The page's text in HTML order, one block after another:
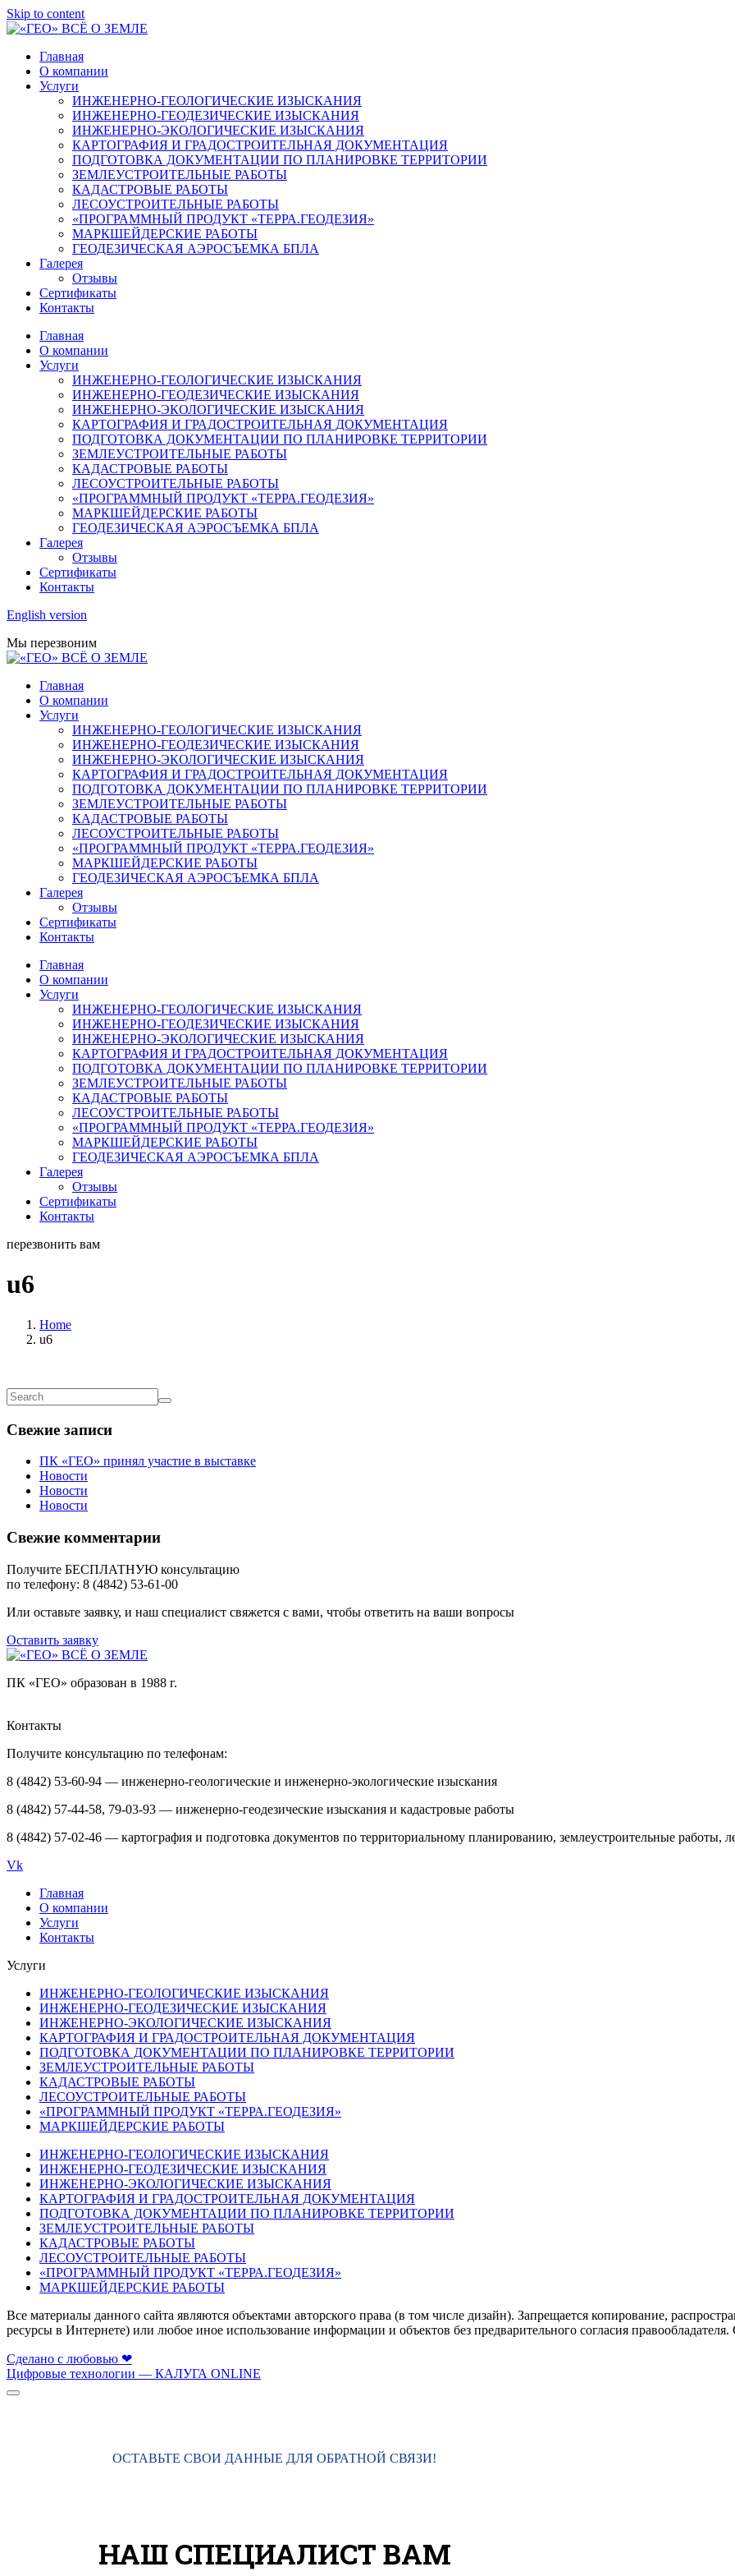
Skip to content
Главная
О компании
Услуги
ИНЖЕНЕРНО-ГЕОЛОГИЧЕСКИЕ ИЗЫСКАНИЯ
ИНЖЕНЕРНО-ГЕОДЕЗИЧЕСКИЕ ИЗЫСКАНИЯ
ИНЖЕНЕРНО-ЭКОЛОГИЧЕСКИЕ ИЗЫСКАНИЯ
КАРТОГРАФИЯ И ГРАДОСТРОИТЕЛЬНАЯ ДОКУМЕНТАЦИЯ
ПОДГОТОВКА ДОКУМЕНТАЦИИ ПО ПЛАНИРОВКЕ ТЕРРИТОРИИ
ЗЕМЛЕУСТРОИТЕЛЬНЫЕ РАБОТЫ
КАДАСТРОВЫЕ РАБОТЫ
ЛЕСОУСТРОИТЕЛЬНЫЕ РАБОТЫ
«ПРОГРАММНЫЙ ПРОДУКТ «ТЕРРА.ГЕОДЕЗИЯ»
МАРКШЕЙДЕРСКИЕ РАБОТЫ
ГЕОДЕЗИЧЕСКАЯ АЭРОСЪЕМКА БПЛА
Галерея
Отзывы
Сертификаты
Контакты
Главная
О компании
Услуги
ИНЖЕНЕРНО-ГЕОЛОГИЧЕСКИЕ ИЗЫСКАНИЯ
ИНЖЕНЕРНО-ГЕОДЕЗИЧЕСКИЕ ИЗЫСКАНИЯ
ИНЖЕНЕРНО-ЭКОЛОГИЧЕСКИЕ ИЗЫСКАНИЯ
КАРТОГРАФИЯ И ГРАДОСТРОИТЕЛЬНАЯ ДОКУМЕНТАЦИЯ
ПОДГОТОВКА ДОКУМЕНТАЦИИ ПО ПЛАНИРОВКЕ ТЕРРИТОРИИ
ЗЕМЛЕУСТРОИТЕЛЬНЫЕ РАБОТЫ
КАДАСТРОВЫЕ РАБОТЫ
ЛЕСОУСТРОИТЕЛЬНЫЕ РАБОТЫ
«ПРОГРАММНЫЙ ПРОДУКТ «ТЕРРА.ГЕОДЕЗИЯ»
МАРКШЕЙДЕРСКИЕ РАБОТЫ
ГЕОДЕЗИЧЕСКАЯ АЭРОСЪЕМКА БПЛА
Галерея
Отзывы
Сертификаты
Контакты
English version
Мы перезвоним
Главная
О компании
Услуги
ИНЖЕНЕРНО-ГЕОЛОГИЧЕСКИЕ ИЗЫСКАНИЯ
ИНЖЕНЕРНО-ГЕОДЕЗИЧЕСКИЕ ИЗЫСКАНИЯ
ИНЖЕНЕРНО-ЭКОЛОГИЧЕСКИЕ ИЗЫСКАНИЯ
КАРТОГРАФИЯ И ГРАДОСТРОИТЕЛЬНАЯ ДОКУМЕНТАЦИЯ
ПОДГОТОВКА ДОКУМЕНТАЦИИ ПО ПЛАНИРОВКЕ ТЕРРИТОРИИ
ЗЕМЛЕУСТРОИТЕЛЬНЫЕ РАБОТЫ
КАДАСТРОВЫЕ РАБОТЫ
ЛЕСОУСТРОИТЕЛЬНЫЕ РАБОТЫ
«ПРОГРАММНЫЙ ПРОДУКТ «ТЕРРА.ГЕОДЕЗИЯ»
МАРКШЕЙДЕРСКИЕ РАБОТЫ
ГЕОДЕЗИЧЕСКАЯ АЭРОСЪЕМКА БПЛА
Галерея
Отзывы
Сертификаты
Контакты
Главная
О компании
Услуги
ИНЖЕНЕРНО-ГЕОЛОГИЧЕСКИЕ ИЗЫСКАНИЯ
ИНЖЕНЕРНО-ГЕОДЕЗИЧЕСКИЕ ИЗЫСКАНИЯ
ИНЖЕНЕРНО-ЭКОЛОГИЧЕСКИЕ ИЗЫСКАНИЯ
КАРТОГРАФИЯ И ГРАДОСТРОИТЕЛЬНАЯ ДОКУМЕНТАЦИЯ
ПОДГОТОВКА ДОКУМЕНТАЦИИ ПО ПЛАНИРОВКЕ ТЕРРИТОРИИ
ЗЕМЛЕУСТРОИТЕЛЬНЫЕ РАБОТЫ
КАДАСТРОВЫЕ РАБОТЫ
ЛЕСОУСТРОИТЕЛЬНЫЕ РАБОТЫ
«ПРОГРАММНЫЙ ПРОДУКТ «ТЕРРА.ГЕОДЕЗИЯ»
МАРКШЕЙДЕРСКИЕ РАБОТЫ
ГЕОДЕЗИЧЕСКАЯ АЭРОСЪЕМКА БПЛА
Галерея
Отзывы
Сертификаты
Контакты
перезвонить вам
u6
Home
u6
Свежие записи
ПК «ГЕО» принял участие в выставке
Новости
Новости
Новости
Свежие комментарии
Получите БЕСПЛАТНУЮ консультацию
по телефону: 8 (4842) 53-61-00
Или оставьте заявку, и наш специалист свяжется с вами, чтобы ответить на ваши вопросы
Оставить заявку
ПК «ГЕО» образован в 1988 г.
Контакты
Получите консультацию по телефонам:
8 (4842) 53-60-94 — инженерно-геологические и инженерно-экологические изыскания
8 (4842) 57-44-58, 79-03-93 — инженерно-геодезические изыскания и кадастровые работы
8 (4842) 57-02-46 — картография и подготовка документов по территориальному планированию, землеустроительные работы,
Vk
Главная
О компании
Услуги
Контакты
Услуги
ИНЖЕНЕРНО-ГЕОЛОГИЧЕСКИЕ ИЗЫСКАНИЯ
ИНЖЕНЕРНО-ГЕОДЕЗИЧЕСКИЕ ИЗЫСКАНИЯ
ИНЖЕНЕРНО-ЭКОЛОГИЧЕСКИЕ ИЗЫСКАНИЯ
КАРТОГРАФИЯ И ГРАДОСТРОИТЕЛЬНАЯ ДОКУМЕНТАЦИЯ
ПОДГОТОВКА ДОКУМЕНТАЦИИ ПО ПЛАНИРОВКЕ ТЕРРИТОРИИ
ЗЕМЛЕУСТРОИТЕЛЬНЫЕ РАБОТЫ
КАДАСТРОВЫЕ РАБОТЫ
ЛЕСОУСТРОИТЕЛЬНЫЕ РАБОТЫ
«ПРОГРАММНЫЙ ПРОДУКТ «ТЕРРА.ГЕОДЕЗИЯ»
МАРКШЕЙДЕРСКИЕ РАБОТЫ
ИНЖЕНЕРНО-ГЕОЛОГИЧЕСКИЕ ИЗЫСКАНИЯ
ИНЖЕНЕРНО-ГЕОДЕЗИЧЕСКИЕ ИЗЫСКАНИЯ
ИНЖЕНЕРНО-ЭКОЛОГИЧЕСКИЕ ИЗЫСКАНИЯ
КАРТОГРАФИЯ И ГРАДОСТРОИТЕЛЬНАЯ ДОКУМЕНТАЦИЯ
ПОДГОТОВКА ДОКУМЕНТАЦИИ ПО ПЛАНИРОВКЕ ТЕРРИТОРИИ
ЗЕМЛЕУСТРОИТЕЛЬНЫЕ РАБОТЫ
КАДАСТРОВЫЕ РАБОТЫ
ЛЕСОУСТРОИТЕЛЬНЫЕ РАБОТЫ
«ПРОГРАММНЫЙ ПРОДУКТ «ТЕРРА.ГЕОДЕЗИЯ»
МАРКШЕЙДЕРСКИЕ РАБОТЫ
Все материалы данного сайта являются объектами авторского права (в том числе дизайн). Запрещается копирование,
ресурсы в Интернете) или любое иное использование информации и объектов без предварительного согласия
Сделано с любовью ❤
Цифровые технологии — КАЛУГА ONLINE
ОСТАВЬТЕ СВОИ ДАННЫЕ ДЛЯ ОБРАТНОЙ СВЯЗИ!
НАШ СПЕЦИАЛИСТ ВАМ